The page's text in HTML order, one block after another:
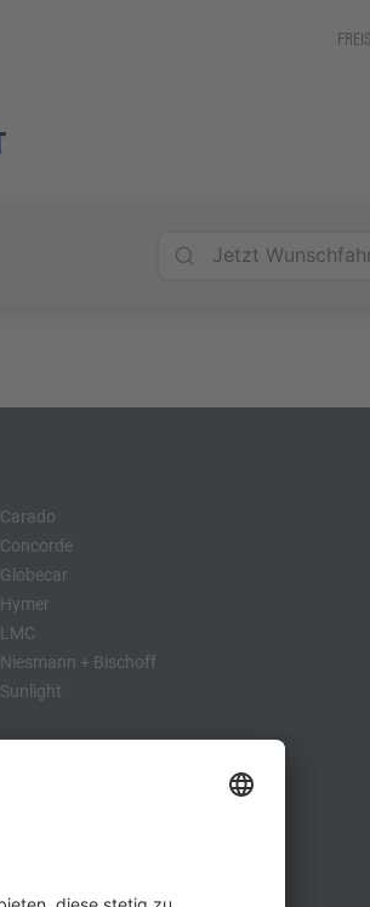
Carado
Concorde
Globecar
Hymer
LMC
Niesmann + Bischoff
Sunlight